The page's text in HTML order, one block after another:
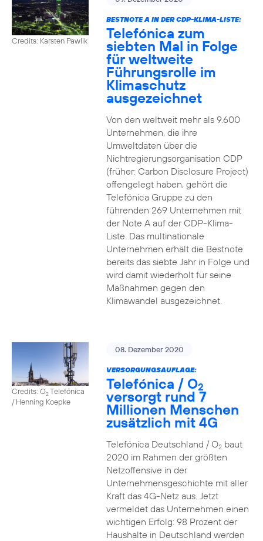
Credits: Karsten Pawlik
BESTNOTE A IN DER CDP-KLIMA-LISTE:
Telefónica zum
siebten Mal in Folge
für weltweite
Führungsrolle im
Klimaschutz
ausgezeichnet
Von den weltweit mehr als 9.600
Unternehmen, die ihre
Umweltdaten über die
Nichtregierungsorganisation CDP
(früher: Carbon Disclosure Project)
offengelegt haben, gehört die
Telefónica Gruppe zu den
führenden 269 Unternehmen mit
der Note A auf der CDP-Klima-
Liste. Das multinationale
Unternehmen erhält die Bestnote
bereits das siebte Jahr in Folge und
wird damit wiederholt für seine
Maßnahmen gegen den
Klimawandel ausgezeichnet.
Credits: O2Telefónica
/ Henning Koepke
08. Dezember 2020
VERSORGUNGSAUFLAGE:
Telefónica / O2
versorgt rund 7
Millionen Menschen
zusätzlich mit 4G
Telefónica Deutschland / O2baut
2020 im Rahmen der größten
Netzoffensive in der
Unternehmensgeschichte mit aller
Kraft das 4G-Netz aus. Jetzt
vermeldet das Unternehmen einen
wichtigen Erfolg: 98 Prozent der
Haushalte in Deutschland werden